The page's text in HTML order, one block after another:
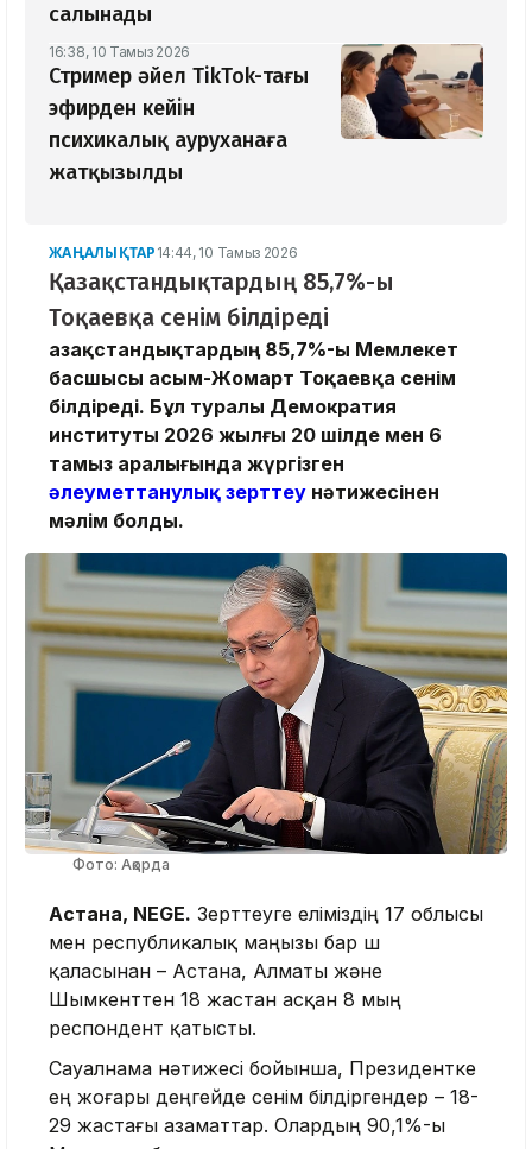
салынады
16:38, 10 Тамыз 2026
Стример әйел TikTok-тағы
эфирден кейін
психикалық ауруханаға
жатқызылды
ЖАҢАЛЫҚТАР 14:44, 10 Тамыз 2026
Қазақстандықтардың 85,7%-ы
Тоқаевқа сенім білдіреді
Қазақстандықтардың 85,7%-ы Мемлекет
басшысы Қасым-Жомарт Тоқаевқа сенім
білдіреді. Бұл туралы Демократия
институты 2026 жылғы 20 шілде мен 6
тамыз аралығында жүргізген
әлеуметтанулық зерттеу нәтижесінен
мәлім болды.
Фото: Ақорда
Астана, NEGE. Зерттеуге еліміздің 17 облысы
мен республикалық маңызы бар үш
қаласынан – Астана, Алматы және
Шымкенттен 18 жастан асқан 8 мың
респондент қатысты.
Сауалнама нәтижесі бойынша, Президентке
ең жоғары деңгейде сенім білдіргендер – 18-
29 жастағы азаматтар. Олардың 90,1%-ы